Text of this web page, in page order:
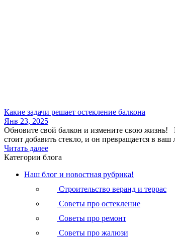
Какие задачи решает остекление балкона
Янв 23, 2025
Обновите свой балкон и измените свою жизнь!
стоит добавить стекло, и он превращается в
Читать далее
Категории блога
Наш блог и новостная рубрика!
Строительство веранд и террас
Советы про остекление
Советы про ремонт
Советы про жалюзи